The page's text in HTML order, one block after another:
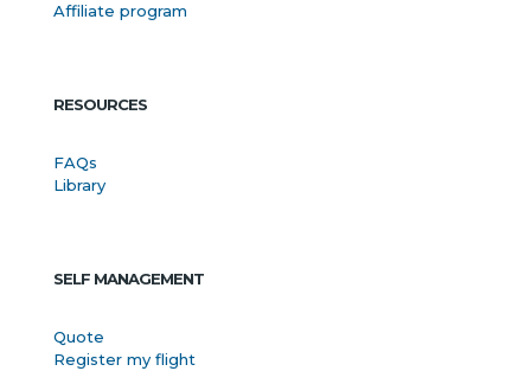
Affiliate program
RESOURCES
FAQs
Library
SELF MANAGEMENT
Quote
Register my flight